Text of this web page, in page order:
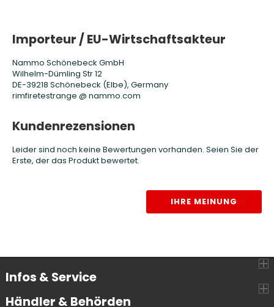
Importeur / EU-Wirtschaftsakteur
Nammo Schönebeck GmbH
Wilhelm-Dümling Str 12
DE-39218 Schönebeck (Elbe), Germany
rimfiretestrange @ nammo.com
Kundenrezensionen
Leider sind noch keine Bewertungen vorhanden. Seien Sie der
Erste, der das Produkt bewertet.
IHRE MEINUNG
Infos & Service
Händler & Behörden